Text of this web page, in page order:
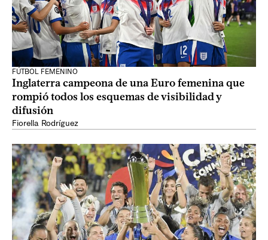
FÚTBOL FEMENINO
Inglaterra campeona de una Euro femenina que
rompió todos los esquemas de visibilidad y
difusión
Fiorella Rodríguez